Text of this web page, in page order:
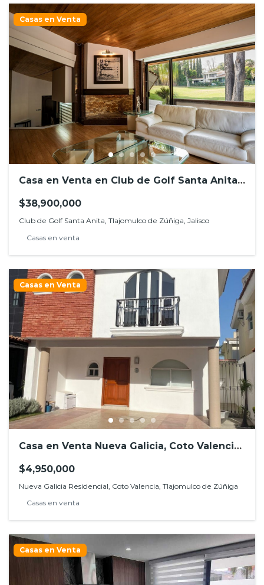
Casas en Venta
Casa en Venta en Club de Golf Santa Anita,
$38,900,000
Club de Golf Santa Anita, Tlajomulco de Zúñiga, Jalisco
Casas en venta
Casas en Venta
Casa en Venta Nueva Galicia, Coto Valencia,
$4,950,000
Nueva Galicia Residencial, Coto Valencia, Tlajomulco de Zúñiga
Casas en venta
Casas en Venta